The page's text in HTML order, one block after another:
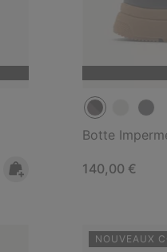
Botte
Regular price:
140,00 €
NOUVEAUX